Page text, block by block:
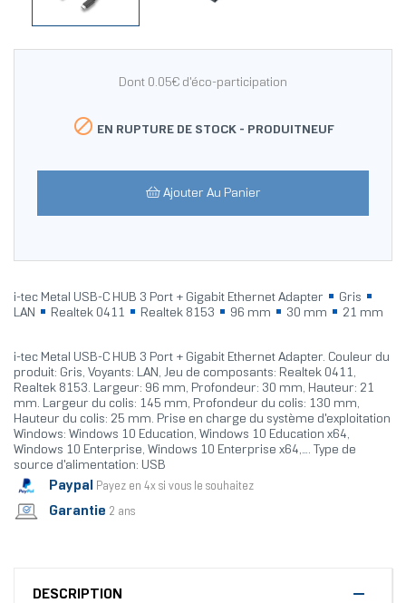
Dont 0.05€ d'éco-participation
 EN RUPTURE DE STOCK - PRODUITNEUF
Ajouter Au Panier
i-tec Metal USB-C HUB 3 Port + Gigabit Ethernet Adapter
Gris
LAN
Realtek 0411 Realtek 8153 96 mm 30 mm 21 mm
i-tec Metal USB-C HUB 3 Port + Gigabit Ethernet Adapter. Couleur du
produit: Gris, Voyants: LAN, Jeu de composants: Realtek 0411,
Realtek 8153. Largeur: 96 mm, Profondeur: 30 mm, Hauteur: 21
mm. Largeur du colis: 145 mm, Profondeur du colis: 130 mm,
Hauteur du colis: 25 mm. Prise en charge du système d'exploitation
Windows: Windows 10 Education, Windows 10 Education x64,
Windows 10 Enterprise, Windows 10 Enterprise x64,.... Type de
source d'alimentation: USB
Paypal Payez en 4x si vous le souhaitez
Garantie 2 ans
DESCRIPTION